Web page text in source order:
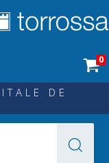
0
DE